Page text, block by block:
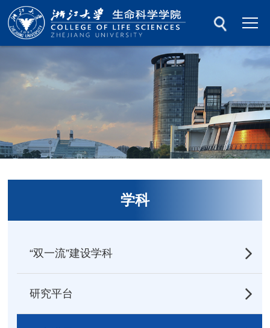
学科
“双一流”建设学科
研究平台